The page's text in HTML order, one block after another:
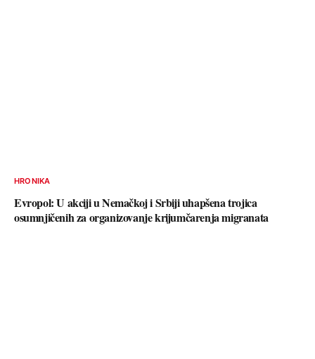
HRONIKA
Evropol: U akciji u Nemačkoj i Srbiji uhapšena trojica
osumnjičenih za organizovanje krijumčarenja migranata